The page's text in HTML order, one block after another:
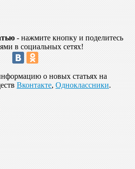
- нажмите кнопку и поделитесь
в социальных сетях!
о новых статьях на
Вконтакте, Одноклассники.